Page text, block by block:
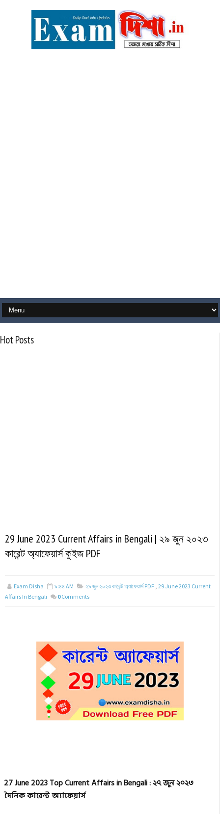
Hot Posts
29 June 2023 Current Affairs in Bengali | ২৯ জুন ২০২৩
কারেন্ট অ্যাফেয়ার্স কুইজ PDF
Exam Disha ৯:৪৪ AM ২৯ জুন ২০২৩ কারেন্ট অ্যাফেয়ার্স PDF , 29 June 2023 Current
Affairs In Bengali
0 Comments
27 June 2023 Top Current Affairs in Bengali : ২৭ জুন ২০২৩
দৈনিক কারেন্ট অ্যাফেয়ার্স